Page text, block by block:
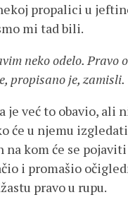
propalici u
mi tad bili.
neko odelo. Pravo
propisano je, zamisli.
je već to obavio, ali
će u njemu
na kom će se
i promašio
pravo u rupu.